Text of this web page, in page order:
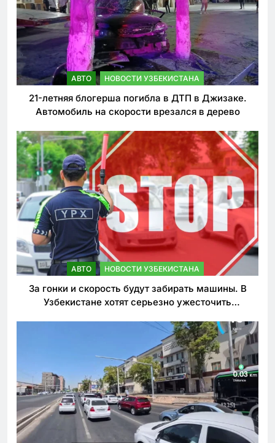
АВТО НОВОСТИ УЗБЕКИСТАНА
21-летняя блогерша погибла в ДТП в Джизаке.
Автомобиль на скорости врезался в дерево
АВТО НОВОСТИ УЗБЕКИСТАНА
За гонки и скорость будут забирать машины. В
Узбекистане хотят серьезно ужесточить